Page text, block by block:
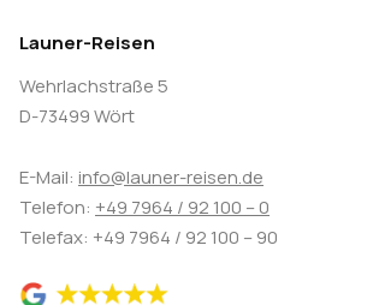
Launer-Reisen
Wehrlachstraße 5
D-73499 Wört
E-Mail: info@launer-reisen.de
Telefon: +49 7964 / 92 100 – 0
Telefax: +49 7964 / 92 100 – 90